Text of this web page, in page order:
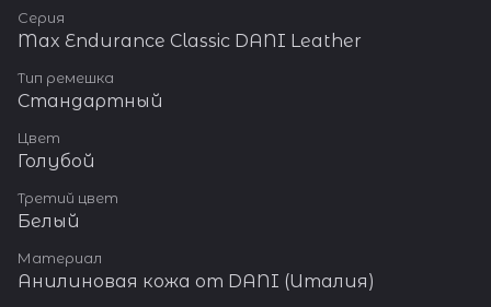
Пряжка из нержавеющей
стали 316L.
Быстросъемные шпильки
«Easy Infix» позволяют
менять ремешки легко и без
использования специальных
Серия
Max Endurance Classic DANI Leather
Тип ремешка
Стандартный
Цвет
Голубой
Третий цвет
Белый
Материал
Анилиновая кожа от DANI (Италия)